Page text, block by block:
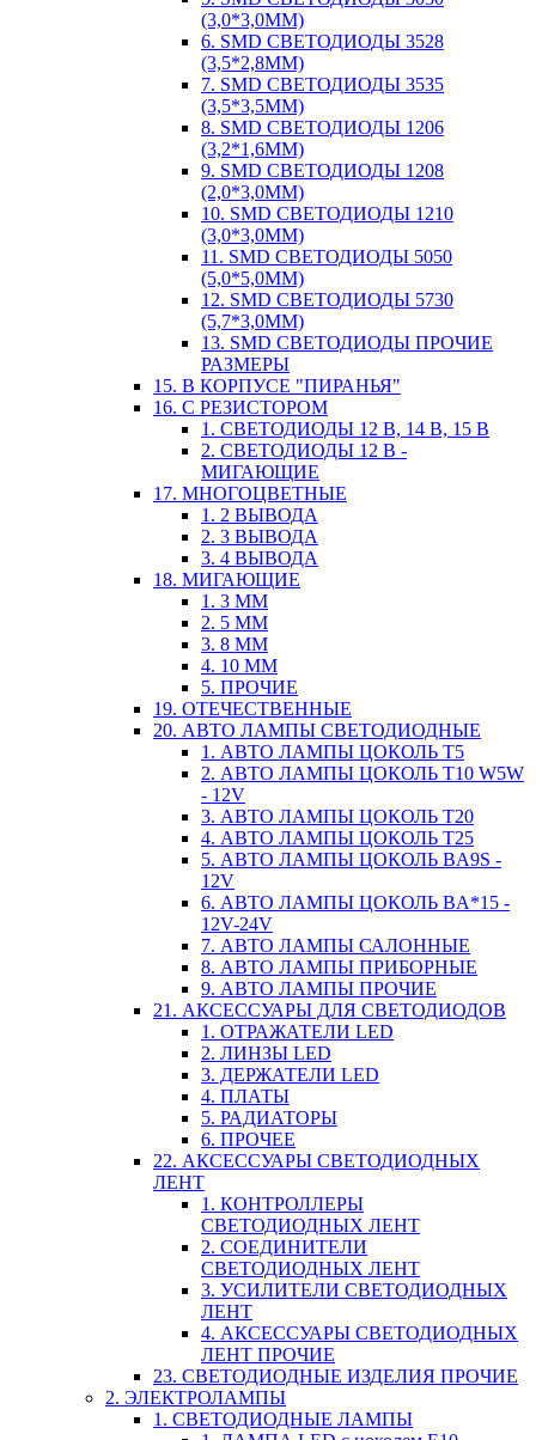
(3,0*3,0ММ)
6. SMD СВЕТОДИОДЫ 3528
(3,5*2,8ММ)
7. SMD СВЕТОДИОДЫ 3535
(3,5*3,5ММ)
8. SMD СВЕТОДИОДЫ 1206
(3,2*1,6ММ)
9. SMD СВЕТОДИОДЫ 1208
(2,0*3,0ММ)
10. SMD СВЕТОДИОДЫ 1210
(3,0*3,0ММ)
11. SMD СВЕТОДИОДЫ 5050
(5,0*5,0ММ)
12. SMD СВЕТОДИОДЫ 5730
(5,7*3,0ММ)
13. SMD СВЕТОДИОДЫ ПРОЧИЕ
РАЗМЕРЫ
15. В КОРПУСЕ "ПИРАНЬЯ"
16. С РЕЗИСТОРОМ
1. СВЕТОДИОДЫ 12 В, 14 В, 15 В
2. СВЕТОДИОДЫ 12 В -
МИГАЮЩИЕ
17. МНОГОЦВЕТНЫЕ
1. 2 ВЫВОДА
2. 3 ВЫВОДА
3. 4 ВЫВОДА
18. МИГАЮЩИЕ
1. 3 ММ
2. 5 ММ
3. 8 ММ
4. 10 ММ
5. ПРОЧИЕ
19. ОТЕЧЕСТВЕННЫЕ
20. АВТО ЛАМПЫ СВЕТОДИОДНЫЕ
1. АВТО ЛАМПЫ ЦОКОЛЬ T5
2. АВТО ЛАМПЫ ЦОКОЛЬ T10 W5W
- 12V
3. АВТО ЛАМПЫ ЦОКОЛЬ T20
4. АВТО ЛАМПЫ ЦОКОЛЬ T25
5. АВТО ЛАМПЫ ЦОКОЛЬ BA9S -
12V
6. АВТО ЛАМПЫ ЦОКОЛЬ BA*15 -
12V-24V
7. АВТО ЛАМПЫ САЛОННЫЕ
8. АВТО ЛАМПЫ ПРИБОРНЫЕ
9. АВТО ЛАМПЫ ПРОЧИЕ
21. АКСЕССУАРЫ ДЛЯ СВЕТОДИОДОВ
1. ОТРАЖАТЕЛИ LED
2. ЛИНЗЫ LED
3. ДЕРЖАТЕЛИ LED
4. ПЛАТЫ
5. РАДИАТОРЫ
6. ПРОЧЕЕ
22. АКСЕССУАРЫ СВЕТОДИОДНЫХ
ЛЕНТ
1. КОНТРОЛЛЕРЫ
СВЕТОДИОДНЫХ ЛЕНТ
2. СОЕДИНИТЕЛИ
СВЕТОДИОДНЫХ ЛЕНТ
3. УСИЛИТЕЛИ СВЕТОДИОДНЫХ
ЛЕНТ
4. АКСЕССУАРЫ СВЕТОДИОДНЫХ
ЛЕНТ ПРОЧИЕ
23. СВЕТОДИОДНЫЕ ИЗДЕЛИЯ ПРОЧИЕ
2. ЭЛЕКТРОЛАМПЫ
1. СВЕТОДИОДНЫЕ ЛАМПЫ